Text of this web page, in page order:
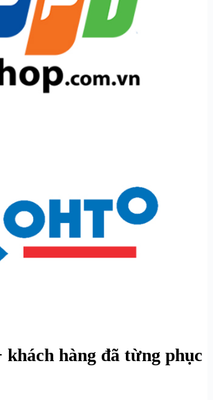
khách hàng đã từng phục